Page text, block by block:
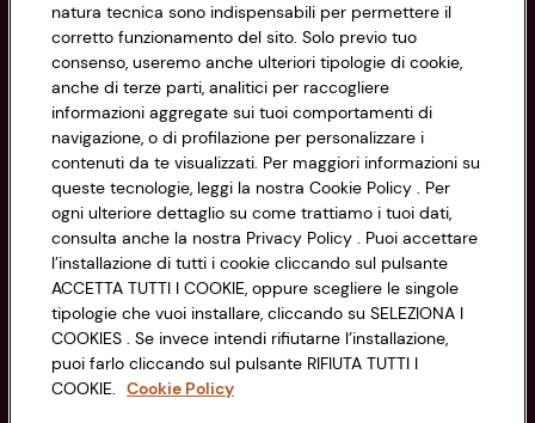
Informazioni
Privacy Policy
Cookie Policy
Impostazioni Cookie
Accessibilità
CONAD SOCIETÀ COOPERATIVA
Via Michelino, 59 | 40127 BOLOGNA
Codice Fiscale e Registro Imprese
di Bologna 00865960157
PARTITA IVA 03320960374
Servizio clienti
natura tecnica sono indispensabili per permettere il
corretto funzionamento del sito. Solo previo tuo
consenso, useremo anche ulteriori tipologie di cookie,
anche di terze parti, analitici per raccogliere
informazioni aggregate sui tuoi comportamenti di
navigazione, o di profilazione per personalizzare i
contenuti da te visualizzati. Per maggiori informazioni su
queste tecnologie, leggi la nostra Cookie Policy . Per
ogni ulteriore dettaglio su come trattiamo i tuoi dati,
consulta anche la nostra Privacy Policy . Puoi accettare
l’installazione di tutti i cookie cliccando sul pulsante
ACCETTA TUTTI I COOKIE, oppure scegliere le singole
tipologie che vuoi installare, cliccando su SELEZIONA I
COOKIES . Se invece intendi rifiutarne l’installazione,
puoi farlo cliccando sul pulsante RIFIUTA TUTTI I
COOKIE. Cookie Policy